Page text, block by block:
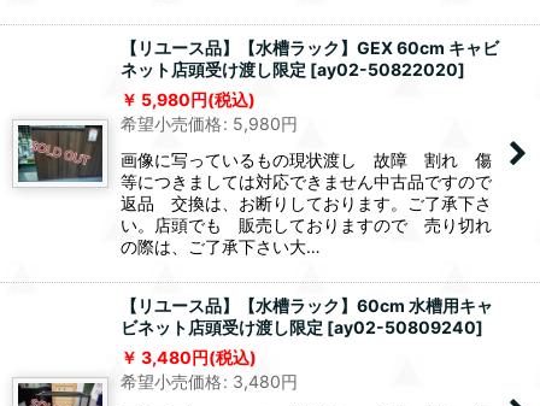
【リユース品】【水槽ラック】GEX 60cm キャビ
ネット店頭受け渡し限定 [ay02-50822020]
5,980円(税込)
希望小売価格: 5,980円
画像に写っているもの現状渡し 故障 割れ 傷
等につきましては対応できません中古品ですので
返品 交換は、お断りしております。ご了承下さ
い。店頭でも 販売しておりますので 売り切れ
の際は、ご了承下さい大…
【リユース品】【水槽ラック】60cm 水槽用キャ
ビネット店頭受け渡し限定 [ay02-50809240]
3,480円(税込)
希望小売価格: 3,480円